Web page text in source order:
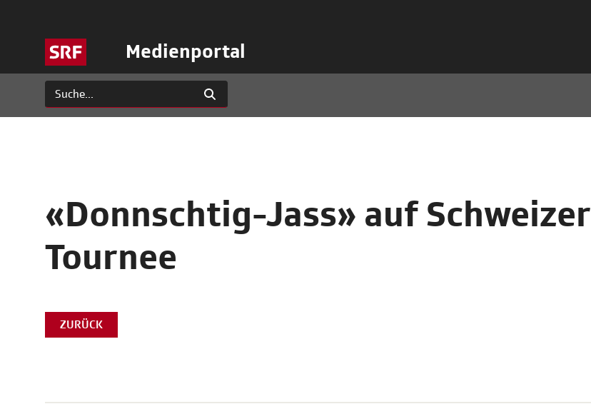
Medienportal
«Donnschtig-Jass» auf Schweizer
Tournee
ZURÜCK